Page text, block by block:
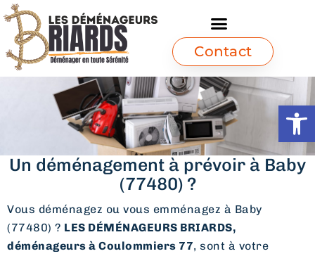
Ouvrir
Contact
Un déménagement à prévoir à Baby
(77480) ?
Vous déménagez ou vous emménagez à Baby
(77480) ? LES DÉMÉNAGEURS BRIARDS,
déménageurs à Coulommiers 77, sont à votre